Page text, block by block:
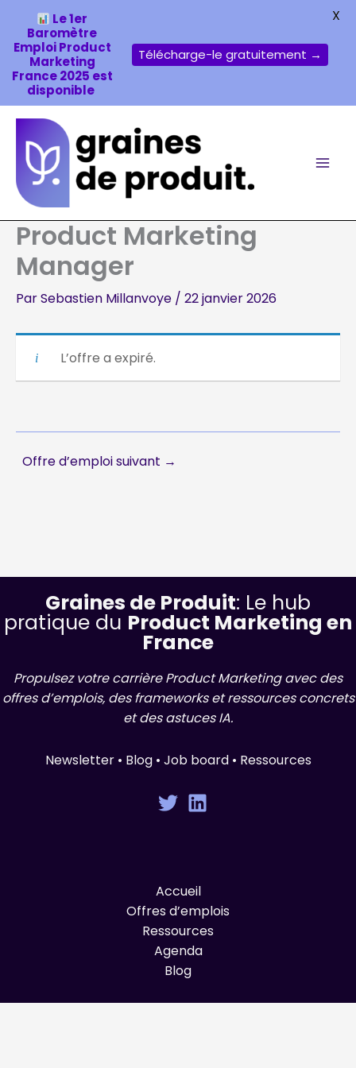
Aller
contenu
Product Marketing
Manager
ParSebastien Millanvoye / 22 janvier 2026
L’offre a expiré.
Offre d’emploi suivant →
Graines de Produit: Le hub
pratique du Product Marketing en
France
Propulsez votre carrière Product Marketing avec des
offres d’emplois, des frameworks et ressources concrets
et des astuces IA.
Newsletter • Blog • Job board • Ressources
Accueil
Offres d’emplois
Ressources
Agenda
Blog
Le 1er
Baromètre
Emploi Product
Marketing
France 2025 est
disponible
Télécharge-le gratuitement →
X